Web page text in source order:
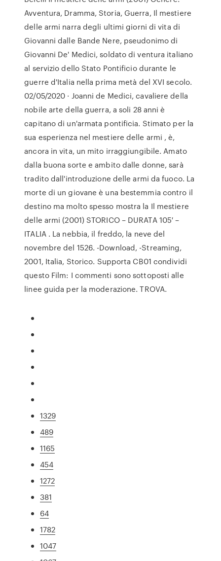
Avventura, Dramma, Storia, Guerra, Il mestiere
delle armi narra degli ultimi giorni di vita di
Giovanni dalle Bande Nere, pseudonimo di
Giovanni De' Medici, soldato di ventura italiano
al servizio dello Stato Pontificio durante le
guerre d'Italia nella prima metà del XVI secolo.
02/05/2020 · Joanni de Medici, cavaliere della
nobile arte della guerra, a soli 28 anni è
capitano di un'armata pontificia. Stimato per la
sua esperienza nel mestiere delle armi , è,
ancora in vita, un mito irraggiungibile. Amato
dalla buona sorte e ambito dalle donne, sarà
tradito dall'introduzione delle armi da fuoco. La
morte di un giovane è una bestemmia contro il
destino ma molto spesso mostra la Il mestiere
delle armi (2001) STORICO – DURATA 105′ –
ITALIA . La nebbia, il freddo, la neve del
novembre del 1526. -Download, -Streaming,
2001, Italia, Storico. Supporta CB01 condividi
questo Film: I commenti sono sottoposti alle
linee guida per la moderazione. TROVA.
1329
489
1165
454
1272
381
64
1782
1047